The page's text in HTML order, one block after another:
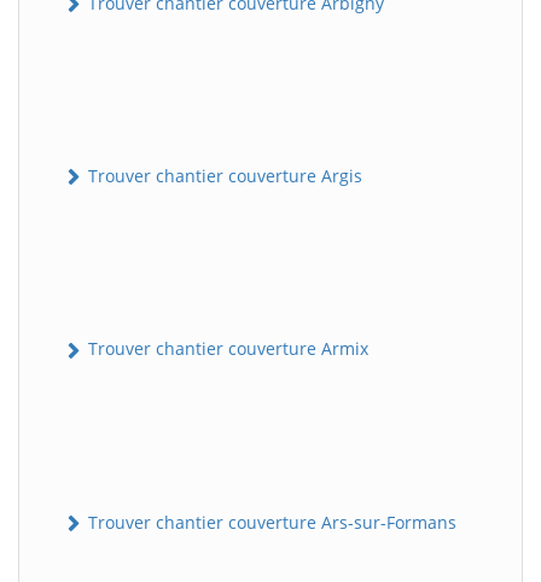
Trouver chantier couverture Argis
Trouver chantier couverture Armix
Trouver chantier couverture Ars-sur-Formans